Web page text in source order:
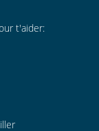
t'aider: